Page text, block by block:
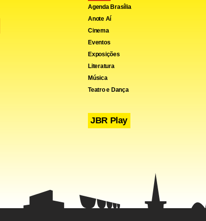
Segundo a CNN, Trump deve
Serviço Secreto, Ronald Rowe -
Agenda Brasília
Anote Aí
Cinema
Eventos
Exposições
Literatura
Música
Teatro e Dança
JBR Play